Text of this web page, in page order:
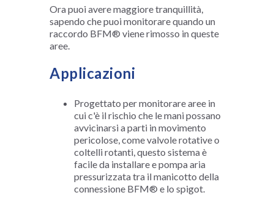
Ora puoi avere maggiore tranquillità,
sapendo che puoi monitorare quando un
raccordo BFM® viene rimosso in queste
aree.
Applicazioni
Progettato per monitorare aree in
cui c'è il rischio che le mani possano
avvicinarsi a parti in movimento
pericolose, come valvole rotative o
coltelli rotanti, questo sistema è
facile da installare e pompa aria
pressurizzata tra il manicotto della
connessione BFM® e lo spigot.